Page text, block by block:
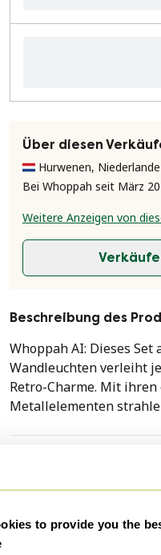
to provide you the
Über diesen
Hurwenen, Niederlande
Bei Whoppah seit März
Weitere Anzeigen von
Beschreibung des
Whoppah AI: Dieses Set
Wandleuchten verleiht
Retro-Charme. Mit
Metallelementen
ästhetisch
Interieur mit diesen
Zustand
Farben